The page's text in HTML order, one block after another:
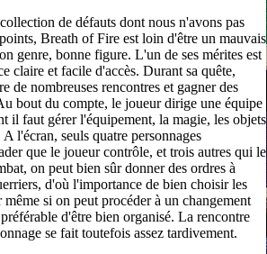
de défauts dont nous n'avons pas
Breath of Fire est loin d'être un mauvais
genre, bonne figure. L'un de ses mérites est
claire et facile d'accès. Durant sa quête,
de nombreuses rencontres et gagner des
bout du compte, le joueur dirige une équipe
il faut gérer l'équipement, la magie, les objets
l'écran, seuls quatre personnages
que le joueur contrôle, et trois autres qui le
on peut bien sûr donner des ordres à
d'où l'importance de bien choisir les
même si on peut procéder à un changement
d'être bien organisé. La rencontre
se fait toutefois assez tardivement.